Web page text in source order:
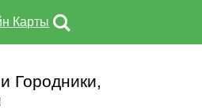
Карты
Городники,